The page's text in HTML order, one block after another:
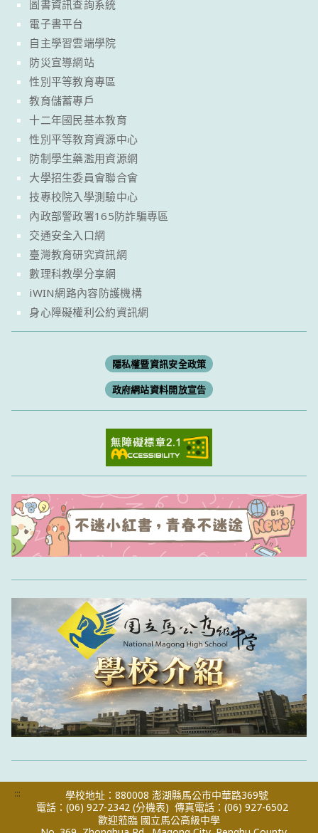
圖書資訊查詢系統
電子書平台
自主學習雲端學院
防災宣導網站
性別平等教育專區
教育儲蓄專戶
十二年國民基本教育
性別平等教育資源中心
防制學生藥濫用資源網
大學招生委員會聯合會
技專校院入學測驗中心
內政部警政署165防詐騙專區
交通安全入口網
臺灣教育研究資訊網
數理科教學分享網
iWIN網路內容防護機構
身心障礙權利公約資訊網
隱私權暨資訊安全政策
政府網站資料開放宣告
:::
學校地址：880008 澎湖縣馬公市中華路369號
電話：(06) 927-2342 (分機表) 傳真電話：(06) 927-6502
歡迎蒞臨 國立馬公高級中學